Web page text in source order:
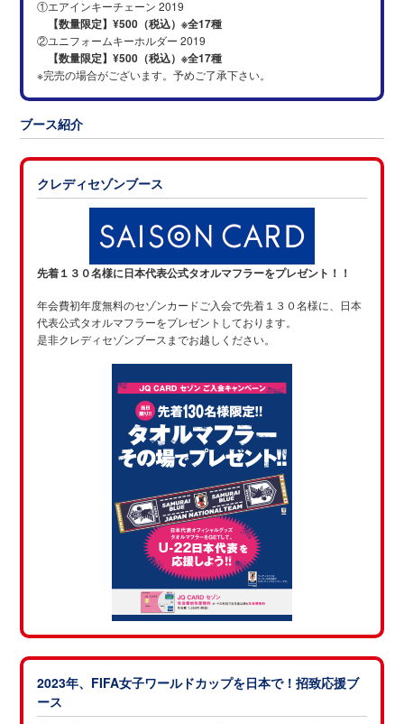
①エアインキーチェーン 2019
【数量限定】¥500（税込）※全17種
②ユニフォームキーホルダー 2019
【数量限定】¥500（税込）※全17種
※完売の場合がございます。予めご了承下さい。
ブース紹介
クレディセゾンブース
先着１３０名様に日本代表公式タオルマフラーをプレゼント！！
年会費初年度無料のセゾンカードご入会で先着１３０名様に、 日本
代表公式タオルマフラーをプレゼントしております。
是非クレディセゾンブースまでお越しください。
2023年、FIFA女子ワールドカップを日本で！招致応援ブ
ース